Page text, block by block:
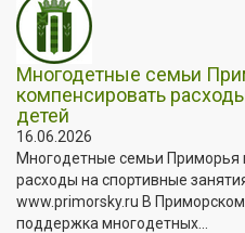
Многодетные семьи
компенсировать
детей
16.06.2026
Многодетные семьи Приморья
расходы на спортивные
www.primorsky.ru В
поддержка многодетных...